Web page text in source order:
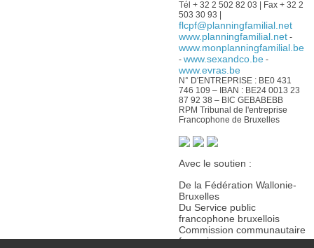
Tél + 32 2 502 82 03 | Fax + 32 2
503 30 93 |
flcpf@planningfamilial.net
www.planningfamilial.net-
www.monplanningfamilial.be
- www.sexandco.be-
www.evras.be
N° D'ENTREPRISE : BE0 431
746 109 – IBAN : BE24 0013 23
87 92 38 – BIC GEBABEBB
RPM Tribunal de l'entreprise
Francophone de Bruxelles
Avec le soutien :
De la Fédération Wallonie-
Bruxelles
Du Service public
francophone bruxellois
Commission communautaire
française